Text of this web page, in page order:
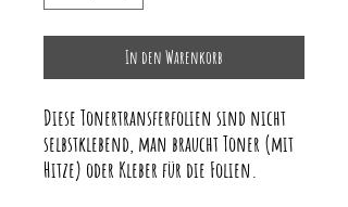
In den Warenkorb
Diese Tonertransferfolien sind nicht
selbstklebend, man braucht Toner (mit
Hitze) oder Kleber für die Folien.